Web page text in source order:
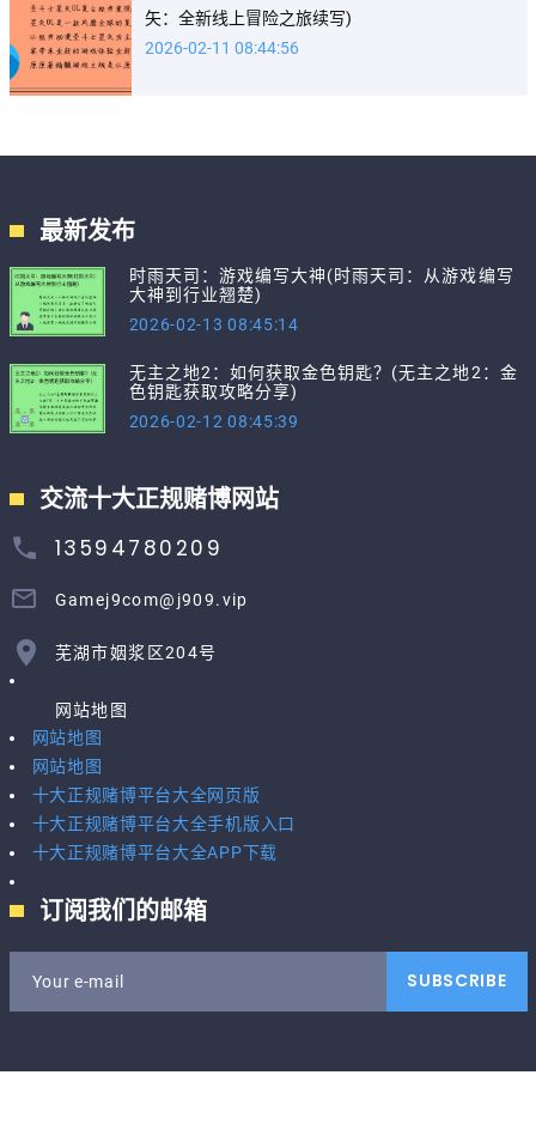
矢：全新线上冒险之旅续写)
2026-02-11 08:44:56
最新发布
时雨天司：游戏编写大神(时雨天司：从游戏编写
大神到行业翘楚)
2026-02-13 08:45:14
无主之地2：如何获取金色钥匙？(无主之地2：金
色钥匙获取攻略分享)
2026-02-12 08:45:39
交流十大正规赌博网站
13594780209
Gamej9com@j909.vip
芜湖市姻浆区204号
网站地图
网站地图
网站地图
十大正规赌博平台大全网页版
十大正规赌博平台大全手机版入口
十大正规赌博平台大全APP下载
订阅我们的邮箱
Your e-mail SUBSCRIBE